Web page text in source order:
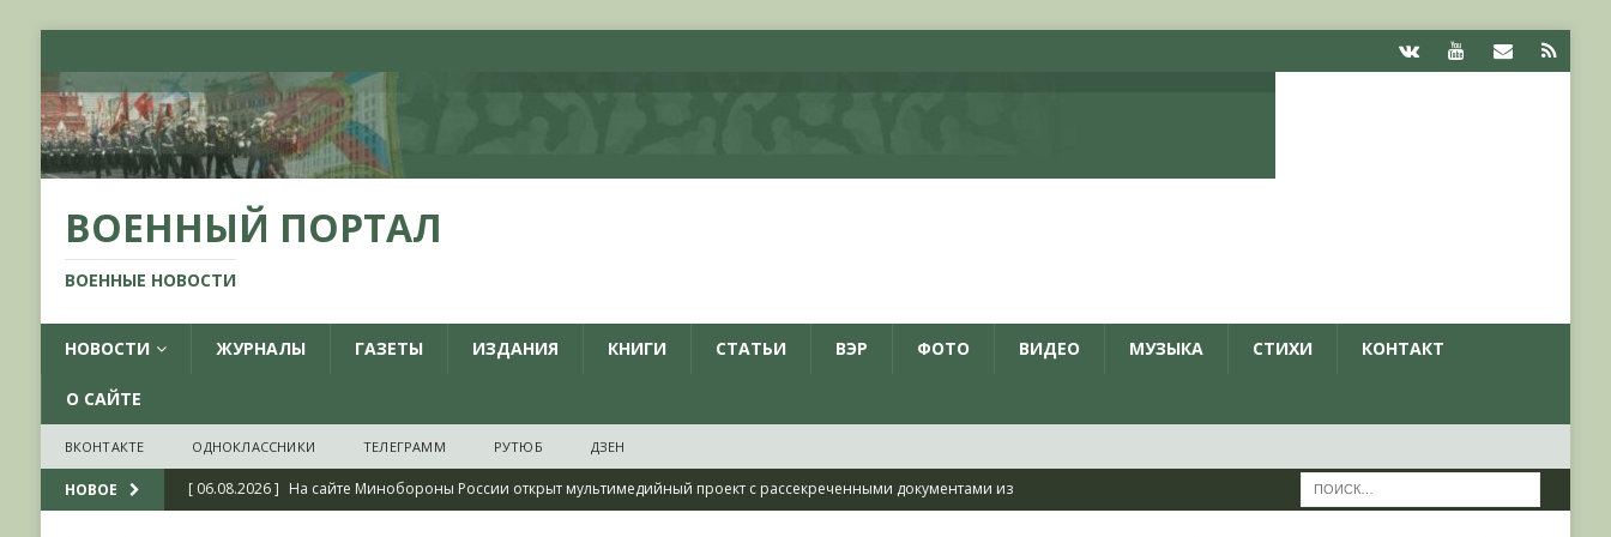
ВОЕННЫЙ ПОРТАЛ
ВОЕННЫЕ НОВОСТИ
НОВОСТИ ЖУРНАЛЫ ГАЗЕТЫ ИЗДАНИЯ КНИГИ СТАТЬИ ВЭР ФОТО ВИДЕО МУЗЫКА СТИХИ КОНТАКТ
О САЙТЕ
ВКОНТАКТЕ ОДНОКЛАССНИКИ ТЕЛЕГРАММ РУТЮБ ДЗЕН
НОВОЕ [ 06.08.2026 ] На сайте Минобороны России открыт мультимедийный проект с рассекреченными документами из